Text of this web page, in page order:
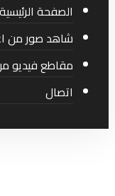
الصفحة الرئيسية
شاهد صور من
مقاطع فيديو
اتصال